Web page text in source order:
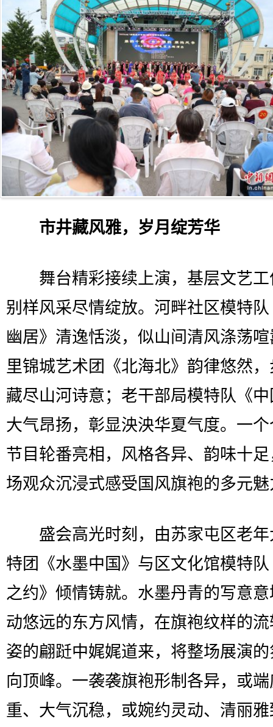
市井藏风雅，岁月绽芳华
舞台精彩接续上演，基层文艺工
别样风采尽情绽放。河畔社区模特
幽居》清逸恬淡，似山间清风涤荡
里锦城艺术团《北海北》韵律悠然
藏尽山河诗意；老干部局模特队《
大气昂扬，彰显泱泱华夏气度。一
节目轮番亮相，风格各异、韵味十
场观众沉浸式感受国风旗袍的多元
盛会高光时刻，由苏家屯区老年
特团《水墨中国》与区文化馆模特
之约》倾情铸就。水墨丹青的写意
动悠远的东方风情，在旗袍纹样的
姿的翩跹中娓娓道来，将整场展演
向顶峰。一袭袭旗袍形制各异，或
重、大气沉稳，或婉约灵动、清丽